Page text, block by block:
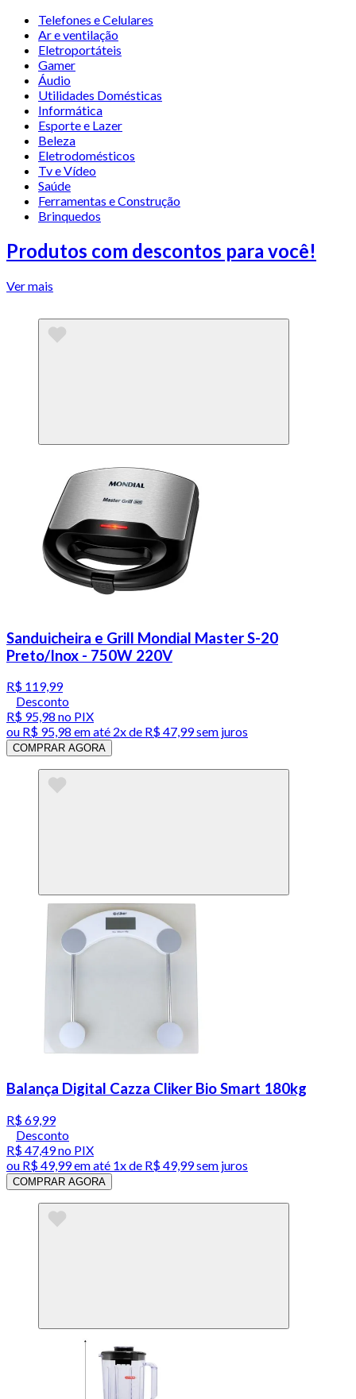
Telefones e Celulares
Ar e ventilação
Eletroportáteis
Gamer
Áudio
Utilidades Domésticas
Informática
Esporte e Lazer
Beleza
Eletrodomésticos
Tv e Vídeo
Saúde
Ferramentas e Construção
Brinquedos
Produtos com descontos para você!
Ver mais
Sanduicheira e Grill Mondial Master S-20
Preto/Inox - 750W 220V
R$ 119,99
Desconto
R$ 95,98 no PIX
ou R$ 95,98 em até 2x de R$ 47,99 sem juros
COMPRAR AGORA
Balança Digital Cazza Cliker Bio Smart 180kg
R$ 69,99
Desconto
R$ 47,49no PIX
ou R$ 49,99em até 1x de R$ 49,99sem juros
COMPRAR AGORA